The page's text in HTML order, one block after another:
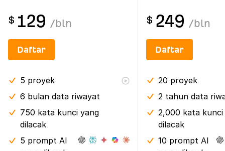
$ 129 /bln $ 249 /bln
Daftar Daftar
5 proyek
6 bulan data riwayat
750 kata kunci yang
dilacak
5 prompt AI
20 proyek
2 tahun data
2,000 kata kunci
dilacak
10 prompt AI